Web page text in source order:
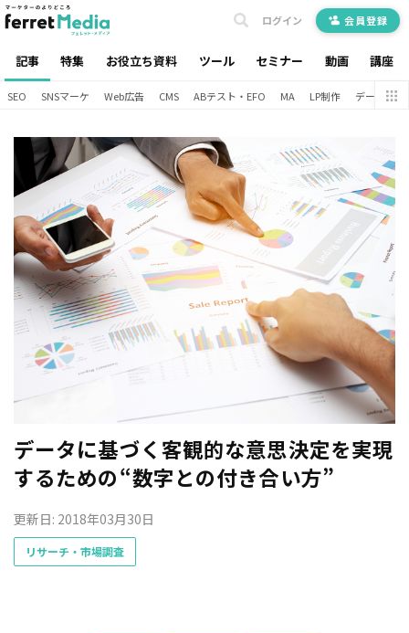
記事 特集 お役立ち資料 ツール セミナー 動画 講座
ログイン 会員登録
SEO SNSマーケ Web広告 CMS ABテスト・EFO MA LP制作 データ分析
データに基づく客観的な意思決定を実現
するための“数字との付き合い方”
更新日: 2018年03月30日
リサーチ・市場調査